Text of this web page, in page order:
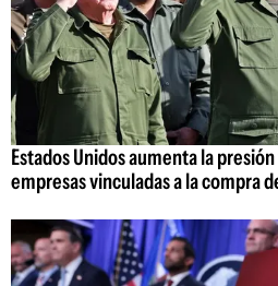
Estados Unidos aumenta la
empresas vinculadas a la compra